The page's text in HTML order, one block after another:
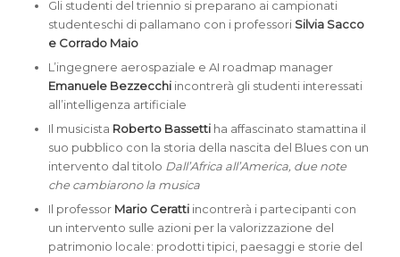
Gli studenti del triennio si preparano ai campionati
studenteschi di pallamano con i professori Silvia Sacco
e Corrado Maio
L’ingegnere aerospaziale e AI roadmap manager
Emanuele Bezzecchiincontrerà gli studenti interessati
all’intelligenza artificiale
Il musicista Roberto Bassettiha affascinato stamattina il
suo pubblico con la storia della nascita del Blues con un
intervento dal titolo Dall’Africa all’America, due note
che cambiarono la musica
Il professor Mario Cerattiincontrerà i partecipanti con
un intervento sulle azioni per la valorizzazione del
patrimonio locale: prodotti tipici, paesaggi e storie del